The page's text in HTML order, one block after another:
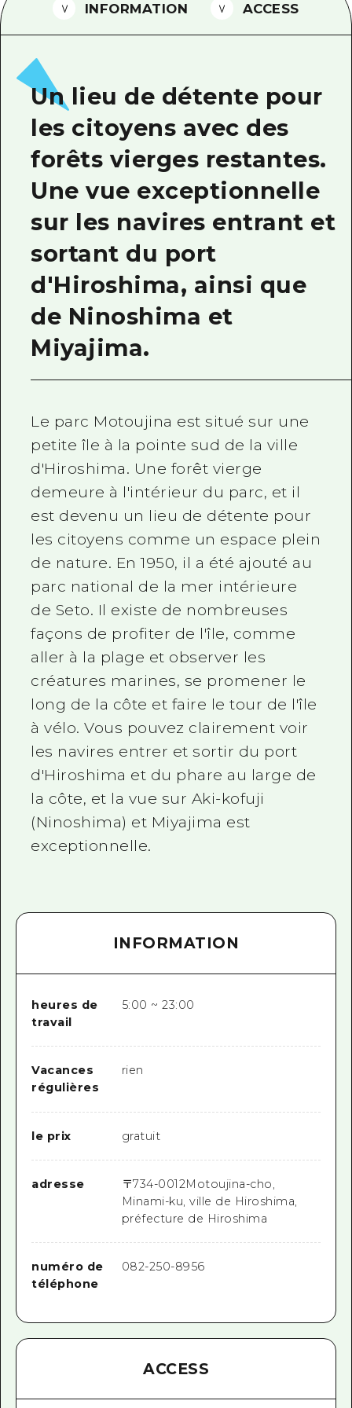
FAQ
Téléchargement de Photos
Informations sur le transport en
Brochure touristique
INFORMATION ACCESS
Un lieu de détente pour
les citoyens avec des
forêts vierges restantes.
Une vue exceptionnelle
sur les navires entrant et
sortant du port
d'Hiroshima, ainsi que
de Ninoshima et
Miyajima.
Le parc Motoujina est situé sur une
petite île à la pointe sud de la ville
d'Hiroshima. Une forêt vierge
demeure à l'intérieur du parc, et il
est devenu un lieu de détente pour
les citoyens comme un espace plein
de nature. En 1950, il a été ajouté au
parc national de la mer intérieure
de Seto. Il existe de nombreuses
façons de profiter de l'île, comme
aller à la plage et observer les
créatures marines, se promener le
long de la côte et faire le tour de l'île
à vélo. Vous pouvez clairement voir
les navires entrer et sortir du port
d'Hiroshima et du phare au large de
la côte, et la vue sur Aki-kofuji
(Ninoshima) et Miyajima est
exceptionnelle.
INFORMATION
heures de
travail
5:00 ~ 23:00
Vacances
régulières
rien
le prix gratuit
adresse 〒734-0012Motoujina-cho,
Minami-ku, ville de Hiroshima,
préfecture de Hiroshima
numéro de
téléphone
082-250-8956
ACCESS